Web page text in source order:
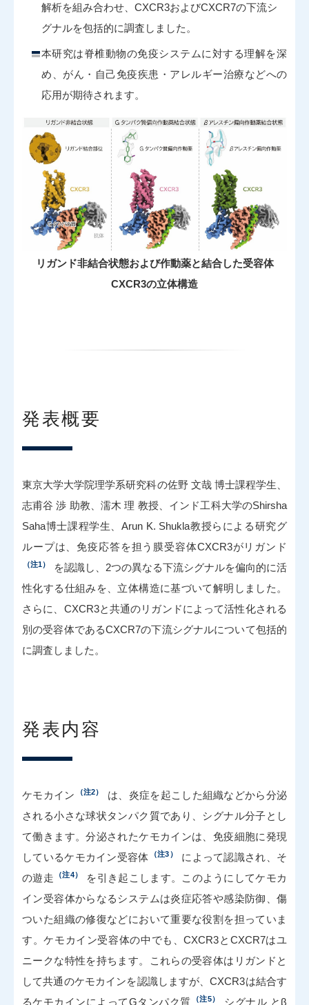
解析を組み合わせ、CXCR3およびCXCR7の下流シ
グナルを包括的に調査しました。
本研究は脊椎動物の免疫システムに対する理解を深
め、がん・自己免疫疾患・アレルギー治療などへの
応用が期待されます。
リガンド非結合状態および作動薬と結合した受容体
CXCR3の立体構造
発表概要
東京大学大学院理学系研究科の佐野 文哉 博士課程学生、
志甫谷 渉 助教、濡木 理 教授、インド工科大学のShirsha
Saha博士課程学生、Arun K. Shukla教授らによる研究グ
ループは、免疫応答を担う膜受容体CXCR3がリガンド
（注1）
を認識し、2つの異なる下流シグナルを偏向的に活
性化する仕組みを、立体構造に基づいて解明しました。
さらに、CXCR3と共通のリガンドによって活性化される
別の受容体であるCXCR7の下流シグナルについて包括的
に調査しました。
発表内容
ケモカイン （注2）
は、炎症を起こした組織などから分泌
される小さな球状タンパク質であり、シグナル分子とし
て働きます。分泌されたケモカインは、免疫細胞に発現
しているケモカイン受容体
（注3）
によって認識され、そ
の遊走
（注4）
を引き起こします。このようにしてケモカ
イン受容体からなるシステムは炎症応答や感染防御、傷
ついた組織の修復などにおいて重要な役割を担っていま
す。ケモカイン受容体の中でも、CXCR3とCXCR7はユ
ニークな特性を持ちます。これらの受容体はリガンドと
して共通のケモカインを認識しますが、CXCR3は結合す
るケモカインによってGタンパク質
（注5） シグナル とβ